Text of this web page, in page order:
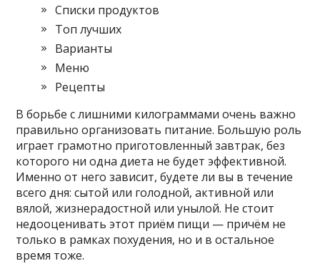
Списки продуктов
Топ лучших
Варианты
Меню
Рецепты
В борьбе с лишними килограммами очень важно
правильно организовать питание. Большую роль
играет грамотно приготовленный завтрак, без
которого ни одна диета не будет эффективной.
Именно от него зависит, будете ли вы в течение
всего дня: сытой или голодной, активной или
вялой, жизнерадостной или унылой. Не стоит
недооценивать этот приём пищи — причём не
только в рамках похудения, но и в остальное
время тоже.